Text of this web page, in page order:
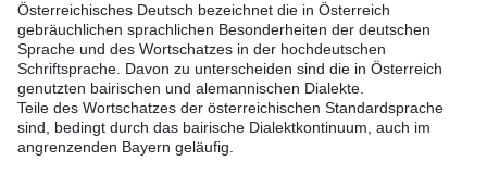
Österreichisches Deutsch bezeichnet die in Österreich
gebräuchlichen sprachlichen Besonderheiten der deutschen
Sprache und des Wortschatzes in der hochdeutschen
Schriftsprache. Davon zu unterscheiden sind die in Österreich
genutzten bairischen und alemannischen Dialekte.
Teile des Wortschatzes der österreichischen Standardsprache
sind, bedingt durch das bairische Dialektkontinuum, auch im
angrenzenden Bayern geläufig.